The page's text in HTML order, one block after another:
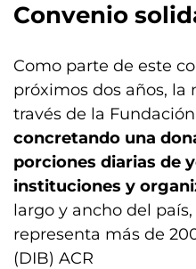
Convenio
Como parte de este
próximos dos años, la
través de la
concretando una
porciones diarias de
instituciones y
largo y ancho del
representa más de
(DIB) ACR